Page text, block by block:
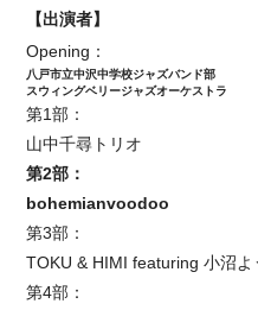
【出演者】
Opening：
八戸市立中沢中学校ジャズバンド部
スウィングベリージャズオーケストラ
第1部：
山中千尋トリオ
第2部：
bohemianvoodoo
第3部：
TOKU & HIMI featuring 小沼よ
第4部：